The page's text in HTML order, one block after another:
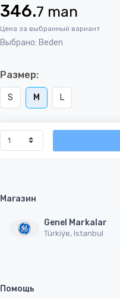
346.7 man
Цена за выбранный вариант
Выбрано: Beden
Размер:
S M L
Магазин
Genel Markalar
Türkiýe, Istanbul
Помощь